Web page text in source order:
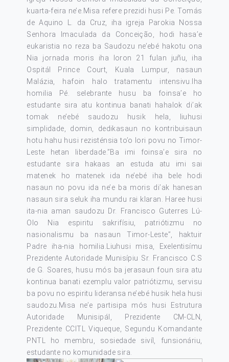
kuarta-feira ne’e.Misa refere prezidi husi Pe. Tomás
de Aquino L. da Cruz, iha igreja Parokia Nossa
Senhora Imaculada da Conceição, hodi hasa’e
eukaristia no reza ba Saudozu ne’ebé hakotu ona
Nia jornada moris iha loron 21 fulan juñu, iha
Ospitál Prince Court, Kuala Lumpur, nasaun
Malázia, hafoin halo tratamentu intensivu.Iha
homilia Pé. selebrante husu ba foinsa’e ho
estudante sira atu kontinua banati hahalok di’ak
tomak ne’ebé saudozu husik hela, liuhusi
simplidade, domin, dedikasaun no kontribuisaun
hotu hahu husi rezisténsia to’o lori povu no Timor-
Leste hetan liberdade.”Ba imi foinsa’e sira no
estudante sira hakaas an estuda atu imi sai
matenek ho matenek ida ne’ebé iha bele hodi
nasaun no povu ida ne’e ba moris di’ak hanesan
nasaun sira seluk iha mundu rai klaran. Haree husi
ita-nia aman saudozu Dr. Francisco Guterres Lú-
Olo Nia espiritu sakrifísiu, patriótizmu no
nasionalismu ba nasaun Timor-Leste”, haktuir
Padre iha-nia homilia.Liuhusi misa, Exelentisímu
Prezidente Autoridade Munisípiu Sr. Francisco C.S
de G. Soares, husu mós ba jerasaun foun sira atu
kontinua banati ezemplu valor patriótizmu, servisu
ba povu no espiritu lideransa ne’ebé husik hela husi
saudozu.Misa ne’e partisipa mós husi Estrutura
Autoridade Munisipál, Prezidente CM-CLN,
Prezidente CCITL Viqueque, Segundu Komandante
PNTL ho membru, sosiedade sivíl, funsionáriu,
estudante no komunidade sira.